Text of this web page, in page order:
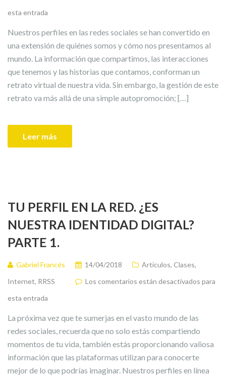
esta entrada
Nuestros perfiles en las redes sociales se han convertido en
una extensión de quiénes somos y cómo nos presentamos al
mundo. La información que compartimos, las interacciones
que tenemos y las historias que contamos, conforman un
retrato virtual de nuestra vida. Sin embargo, la gestión de este
retrato va más allá de una simple autopromoción; […]
Leer más
TU PERFIL EN LA RED. ¿ES
NUESTRA IDENTIDAD DIGITAL?
PARTE 1.
Gabriel Francés 14/04/2018 Artículos, Clases,
Internet, RRSS
Los comentarios están desactivados para
esta entrada
La próxima vez que te sumerjas en el vasto mundo de las
redes sociales, recuerda que no solo estás compartiendo
momentos de tu vida, también estás proporcionando valiosa
información que las plataformas utilizan para conocerte
mejor de lo que podrías imaginar. Nuestros perfiles en línea